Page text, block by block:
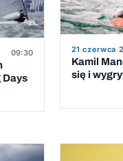
09:30
Days
21 czerwca
Kamil
się i